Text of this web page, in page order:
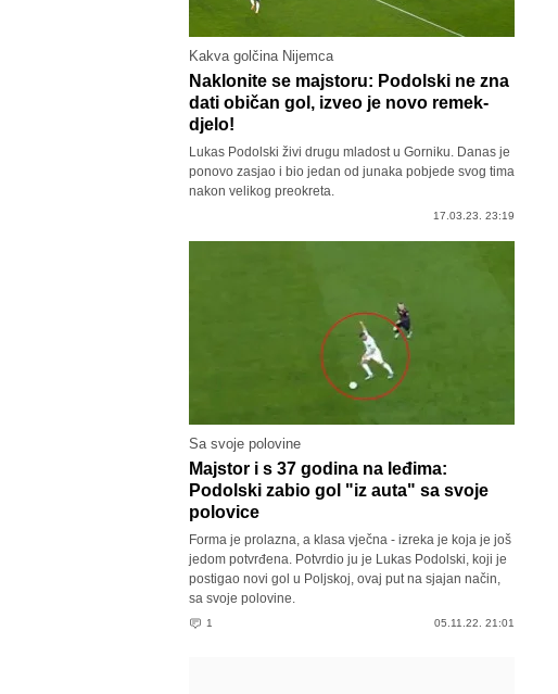
Kakva golčina Nijemca
Naklonite se majstoru: Podolski ne zna
dati običan gol, izveo je novo remek-
djelo!
Lukas Podolski živi drugu mladost u Gorniku. Danas je
ponovo zasjao i bio jedan od junaka pobjede svog tima
nakon velikog preokreta.
17.03.23. 23:19
Sa svoje polovine
Majstor i s 37 godina na leđima:
Podolski zabio gol "iz auta" sa svoje
polovice
Forma je prolazna, a klasa vječna - izreka je koja je još
jedom potvrđena. Potvrdio ju je Lukas Podolski, koji je
postigao novi gol u Poljskoj, ovaj put na sjajan način,
sa svoje polovine.
1 05.11.22. 21:01